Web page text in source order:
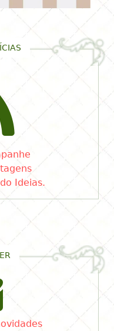
Ideias.